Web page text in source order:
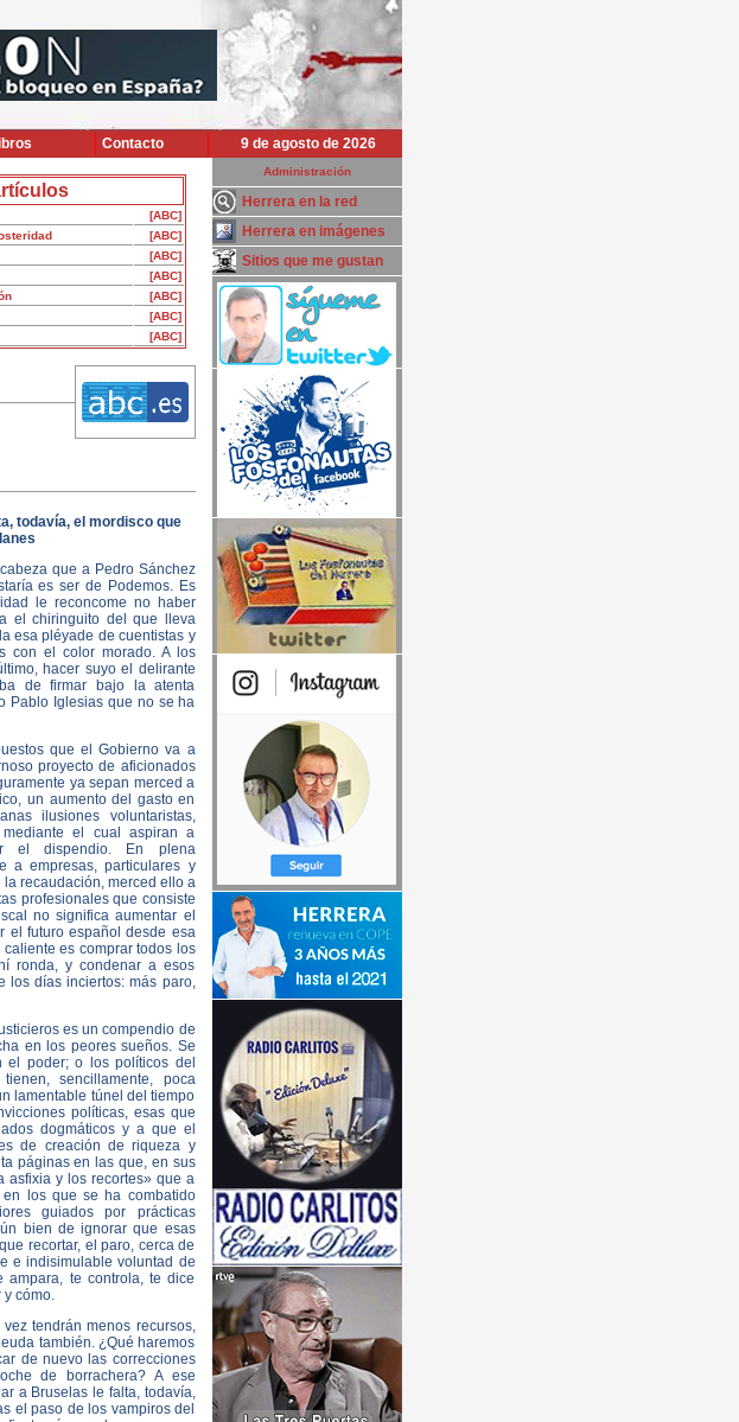
9 de agosto de 2026
[ABC]
[ABC]
[ABC]
[ABC]
[ABC]
[ABC]
[ABC]
todavía, el mordisco que
que a Pedro Sánchez
es ser de Podemos. Es
le reconcome no haber
el chiringuito del que lleva
esa pléyade de cuentistas y
con el color morado. A los
hacer suyo el delirante
de firmar bajo la atenta
Pablo Iglesias que no se ha
que el Gobierno va a
proyecto de aficionados
ya sepan merced a
un aumento del gasto en
ilusiones voluntaristas,
el cual aspiran a
el dispendio. En plena
a empresas, particulares y
recaudación, merced ello a
profesionales que consiste
no significa aumentar el
el futuro español desde esa
es comprar todos los
ronda, y condenar a esos
los días inciertos: más paro,
es un compendio de
en los peores sueños. Se
el poder; o los políticos del
sencillamente, poca
lamentable túnel del tiempo
políticas, esas que
dogmáticos y a que el
de creación de riqueza y
páginas en las que, en sus
asfixia y los recortes» que a
los que se ha combatido
guiados por prácticas
bien de ignorar que esas
recortar, el paro, cerca de
e indisimulable voluntad de
ampara, te controla, te dice
cómo.
tendrán menos recursos,
también. ¿Qué haremos
de nuevo las correcciones
de borrachera? A ese
a Bruselas le falta, todavía,
el paso de los vampiros del
Administración
Herrera en la red
Herrera en imágenes
Sitios que me gustan
Contacto